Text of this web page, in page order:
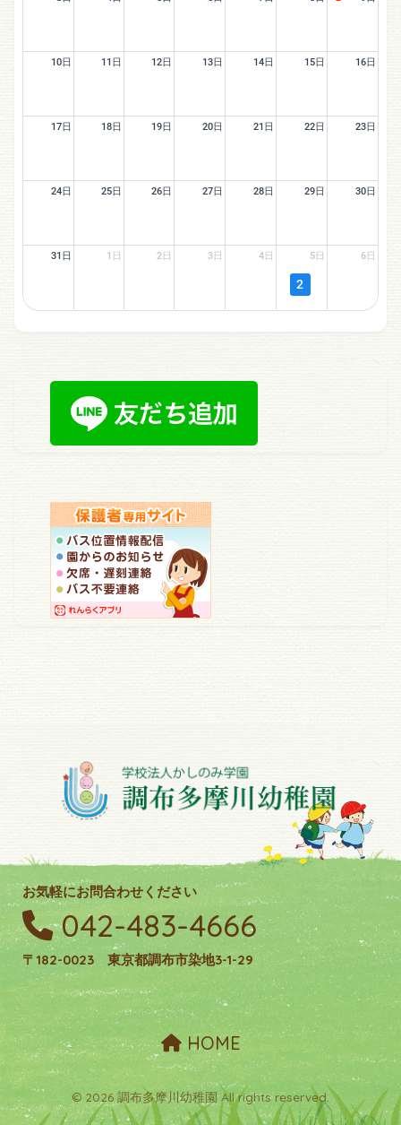
10日 11日 12日 13日 14日 15日 16日
17日 18日 19日 20日 21日 22日 23日
24日 25日 26日 27日 28日 29日 30日
31日 1日 2日 3日 4日 5日
2
6日
お気軽にお問合わせください
042-483-4666
〒182-0023 東京都調布市染地3-1-29
HOME
© 2026 調布多摩川幼稚園 All rights reserved.